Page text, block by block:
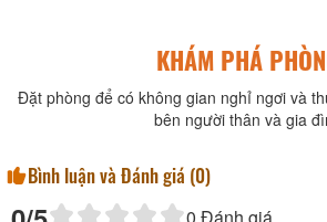
KHÁM PHÁ
Đặt phòng để có không gian nghỉ ngơi và
bên người thân và gia
Bình luận và Đánh giá (0)